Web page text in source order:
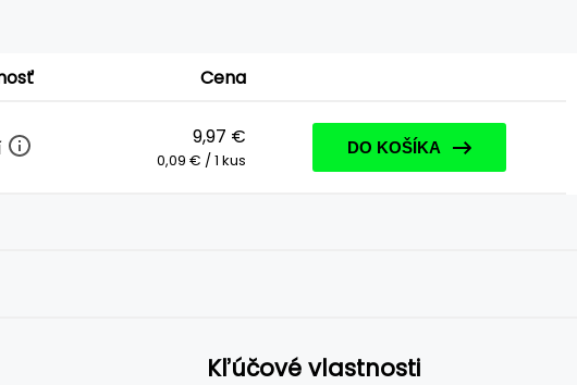
Cena
9,97 €
0,09 € / 1 kus
DO KOŠÍKA
Kľúčové vlastnosti